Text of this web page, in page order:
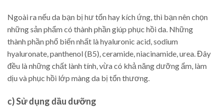
Ngoài ra nếu da bạn bị hư tổn hay kích ứng, thì bạn nên chọn
những sản phẩm có thành phần giúp phục hồi da. Những
thành phần phổ biến nhất là hyaluronic acid, sodium
hyaluronate, panthenol (B5), ceramide, niacinamide, urea. Đây
đều là những chất lành tính, vừa có khả năng dưỡng ẩm, làm
dịu và phục hồi lớp màng da bị tổn thương.
c) Sử dụng dầu dưỡng